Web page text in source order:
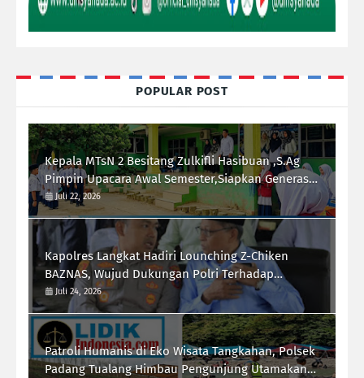
POPULAR POST
Kepala MTsN 2 Besitang Zulkifli Hasibuan ,S.Ag
Pimpin Upacara Awal Semester,Siapkan Generasi
Berkarakter dan Berprestasi
Juli 22, 2026
Kapolres Langkat Hadiri Lounching Z-Chiken
BAZNAS, Wujud Dukungan Polri Terhadap
Pemberdayaan Ekonomi Masyarakat
Juli 24, 2026
Patroli Humanis di Eko Wisata Tangkahan, Polsek
Padang Tualang Himbau Pengunjung Utamakan